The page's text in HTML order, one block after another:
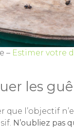
– Estimer votre
les
que l’objectif
N’oubliez pas